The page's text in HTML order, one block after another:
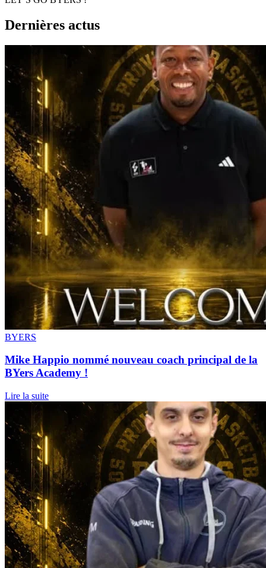
Dernières actus
BYERS
Mike Happio nommé nouveau coach principal de la
BYers Academy !
Lire la suite